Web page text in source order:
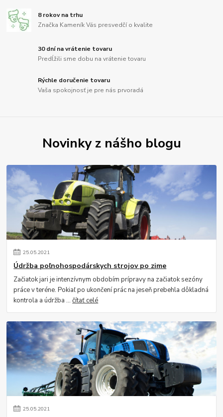
8 rokov na trhu
Značka Kameník Vás presvedčí o kvalite
30 dní na vrátenie tovaru
Predĺžili sme dobu na vrátenie tovaru
Rýchle doručenie tovaru
Vaša spokojnosť je pre nás prvoradá
Novinky z nášho blogu
25.05.2021
Údržba poľnohospodárskych strojov po zime
Začiatok jari je intenzívnym obdobím prípravy na začiatok sezóny
práce v teréne. Pokiaľ po ukončení prác na jeseň prebehla dôkladná
kontrola a údržba ...čítať celé
25.05.2021